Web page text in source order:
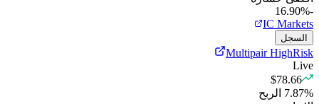
-16.90%
IC Markets
السجل
Multipair HighRisk
Live
$78.66
7.87%
الربح